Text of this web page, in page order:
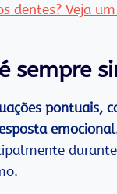
dentes? Veja
sempre
pontuais,